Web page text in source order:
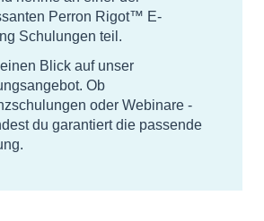
Perron Rigot™ E-
Schulungen teil.
Blick auf unser
Ob
oder Webinare -
du garantiert die passende